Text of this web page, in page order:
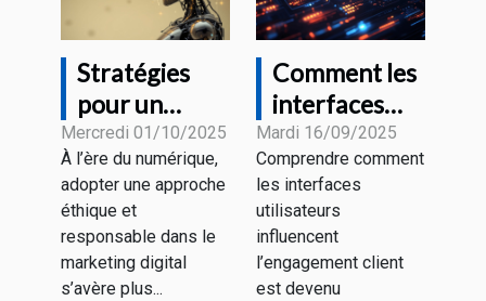
Stratégies
pour un
marketing
digital
éthique et
responsable
Mercredi 01/10/2025
À l’ère du numérique,
adopter une approche
éthique et
responsable dans le
marketing digital
s’avère plus...
Comment les
interfaces
utilisateurs
influencent-
elles
l’engagement
client ?
Mardi 16/09/2025
Comprendre comment
les interfaces
utilisateurs
influencent
l’engagement client
est devenu